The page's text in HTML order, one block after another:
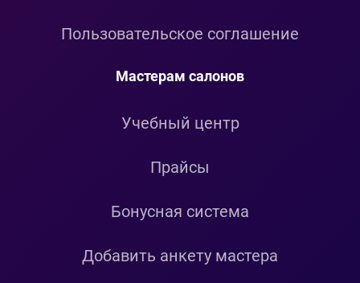
Пользовательское соглашение
Мастерам салонов
Учебный центр
Прайсы
Бонусная система
Добавить анкету мастера